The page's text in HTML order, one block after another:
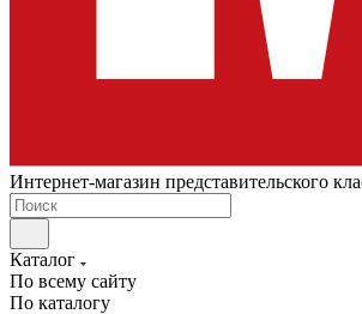
Интернет-магазин представительского
Каталог
По всему сайту
По каталогу